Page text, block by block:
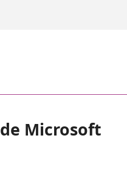
Microsoft